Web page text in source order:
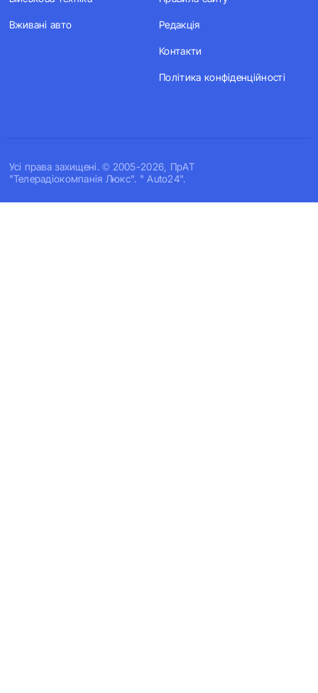
Усi права захищенi. © 2005-2026, ПрАТ
"Телерадіокомпанія Люкс". " Auto24".
Вживані авто Редакція
Контакти
Політика конфіденційності